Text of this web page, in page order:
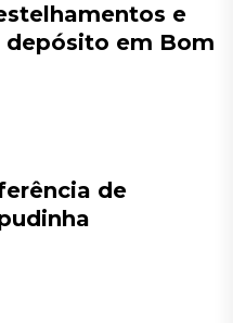
e
depósito em Bom
de